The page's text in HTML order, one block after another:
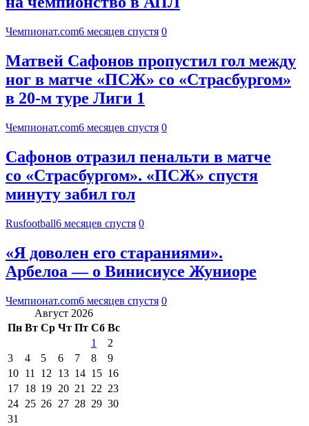
Чемпионат.com6 месяцев спустя 0
Матвей Сафонов пропустил гол между
ног в матче «ПСЖ» со «Страсбургом»
в 20-м туре Лиги 1
Чемпионат.com6 месяцев спустя 0
Сафонов отразил пенальти в матче
со «Страсбургом». «ПСЖ» спустя
минуту забил гол
Rusfootball6 месяцев спустя 0
«Я доволен его стараниями».
Арбелоа — о Винисиусе Жуниоре
Чемпионат.com6 месяцев спустя 0
Август 2026
Пн Вт Ср Чт Пт Сб Вс
1
2
3
4 5 6 7 8
9
10 11 12 13 14 15 16
17 18 19 20 21 22 23
24 25 26 27 28 29 30
31